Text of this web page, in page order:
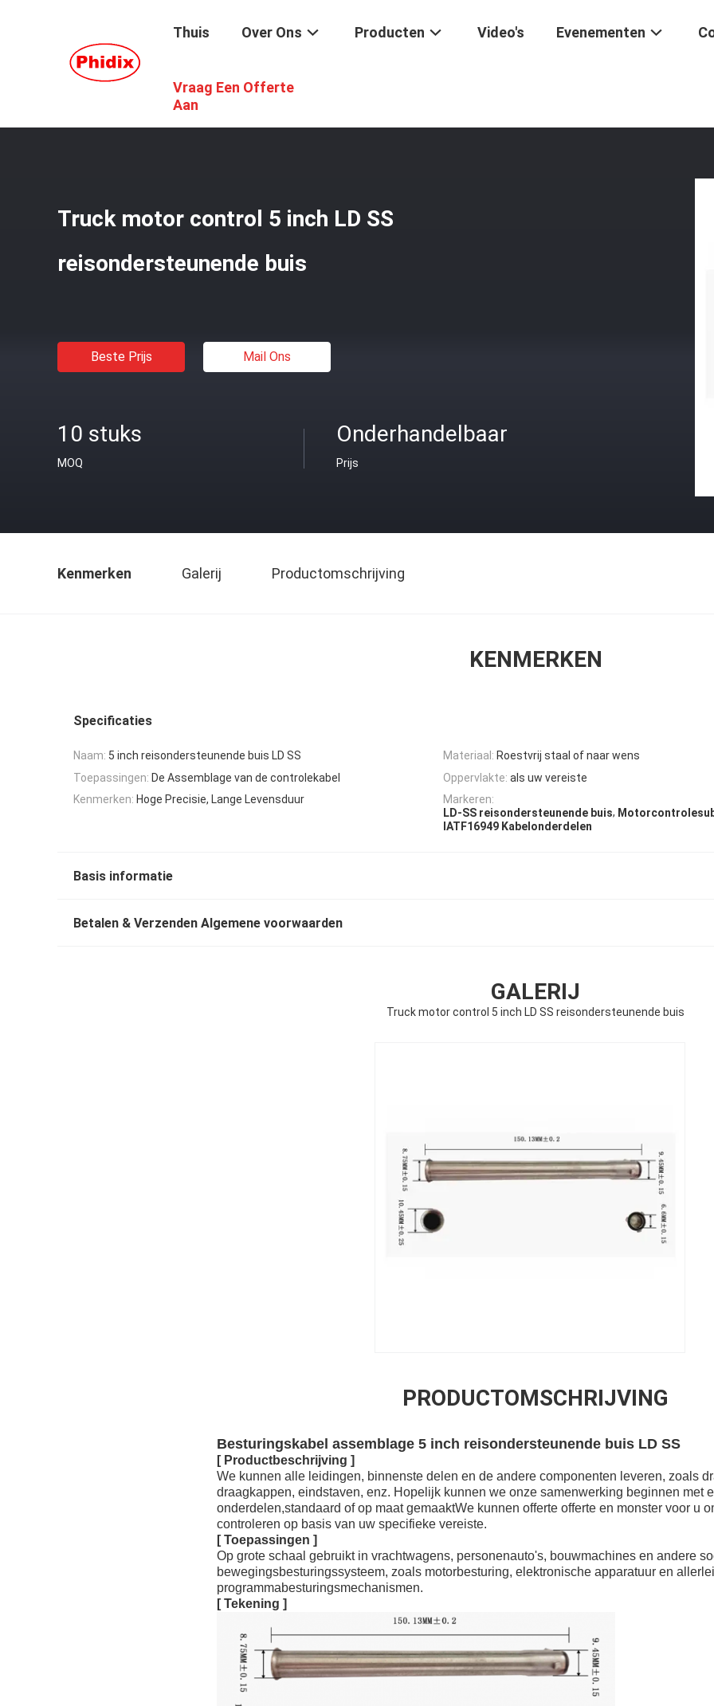
Thuis Over Ons Producten Video's Evenementen
Vraag Een Offerte
Aan
De Montage Van Het Kabelbeëindigen
Truck motor control 5 inch LD SS
reisondersteunende buis
Beste Prijs Mail Ons
10 stuks
MOQ
Onderhandelbaar
Prijs
Kenmerken Galerij Productomschrijving
KENMERKEN
Specificaties
Naam: 5 inch reisondersteunende buis LD SS Materiaal: Roestvrij staal of naar wens
Toepassingen: De Assemblage van de controlekabel Oppervlakte: als uw vereiste
Kenmerken: Hoge Precisie, Lange Levensduur
Markeren:
LD-SS reisondersteunende buis,
IATF16949 Kabelonderdelen
Basis informatie
Betalen & Verzenden Algemene voorwaarden
GALERIJ
Truck motor control 5 inch LD SS reisondersteunende buis
PRODUCTOMSCHRIJVING
Besturingskabel assemblage 5 inch reisondersteunende buis LD SS
[ Productbeschrijving ]
We kunnen alle leidingen, binnenste delen en de andere componenten leveren, zoals
draagkappen, eindstaven, enz. Hopelijk kunnen we onze samenwerking beginnen met
onderdelen,standaard of op maat gemaaktWe kunnen offerte offerte en monster voor u
controleren op basis van uw specifieke vereiste.
[ Toepassingen ]
Op grote schaal gebruikt in vrachtwagens, personenauto's, bouwmachines en andere
bewegingsbesturingssysteem, zoals motorbesturing, elektronische apparatuur en
programmabesturingsmechanismen.
[ Tekening ]